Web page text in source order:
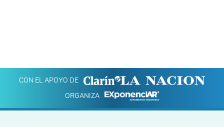
CON EL APOYO DE
ORGANIZA